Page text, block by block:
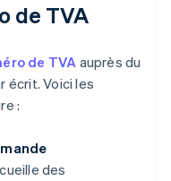
de TVA
de TVA auprès du
écrit. Voici les
:
des